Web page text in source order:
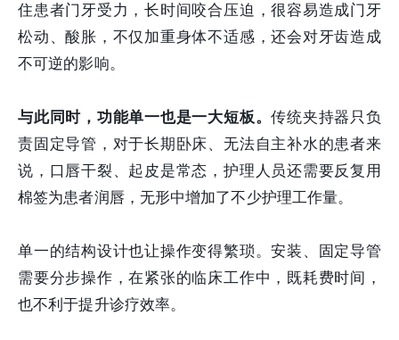
住患者门牙受力，长时间咬合压迫，很容易造成门牙
松动、酸胀，不仅加重身体不适感，还会对牙齿造成
不可逆的影响。
与此同时，功能单一也是一大短板。传统夹持器只负
责固定导管，对于长期卧床、无法自主补水的患者来
说，口唇干裂、起皮是常态，护理人员还需要反复用
棉签为患者润唇，无形中增加了不少护理工作量。
单一的结构设计也让操作变得繁琐。安装、固定导管
需要分步操作，在紧张的临床工作中，既耗费时间，
也不利于提升诊疗效率。